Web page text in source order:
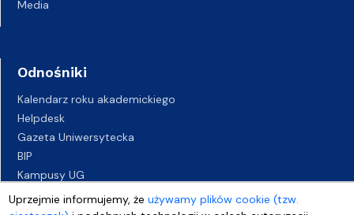
Uprzejmie informujemy, żeużywamy plików cookie (tzw.
Media
Odnośniki
Kalendarz roku akademickiego
Helpdesk
Gazeta Uniwersytecka
BIP
Kampusy UG
Biuro Karier UG